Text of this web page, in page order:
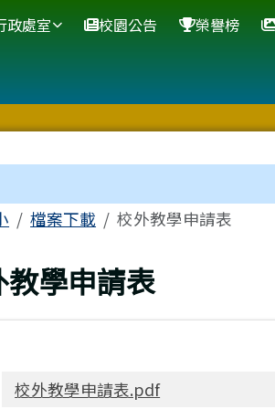
站
政處室 校園公告 榮譽榜
域檔案下載 校外教學申請表
頁
教學申請表
校外教學申請表.pdf